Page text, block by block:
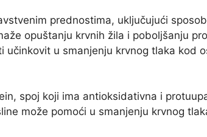
prednostima, uključujući
opuštanju krvnih žila i poboljšanju
u smanjenju krvnog tlaka kod
spoj koji ima antioksidativna i
može pomoći u smanjenju krvnog